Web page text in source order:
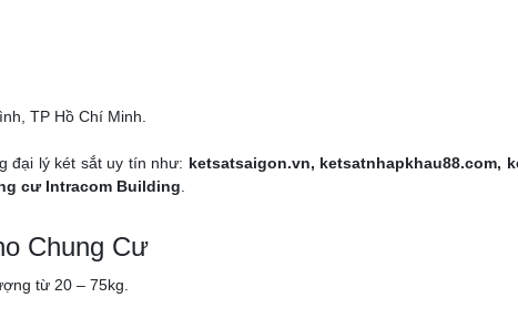
TP Hồ Chí Minh.
đại lý két sắt uy tín như: ketsatsaigon.vn, ketsatnhapkhau88.com,
cư Intracom Building
Chung Cư
từ 20 – 75kg.